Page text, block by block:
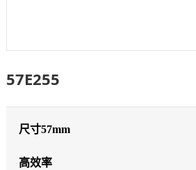
57E255
尺寸57mm
高效率